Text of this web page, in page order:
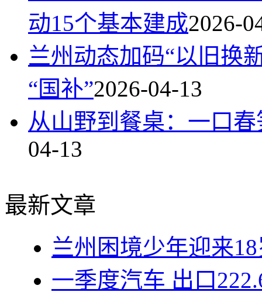
动15个基本建成2026-
兰州动态加码“以旧换
“国补”2026-04-13
从山野到餐桌：一口
04-13
最新文章
兰州困境少年迎来
一季度汽车 出口